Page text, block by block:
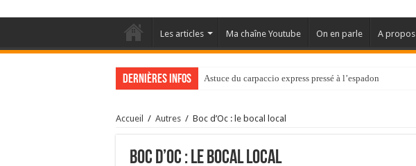
Les articles Ma chaîne Youtube On en parle A propos
Dernières infos Astuce du carpaccio express pressé à l’espadon
Accueil / Autres / Boc d’Oc : le bocal local
Boc d’Oc : le bocal local